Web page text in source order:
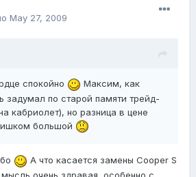
May 27, 2009
спокойно
Максим, как
задумал по старой памяти трейд-
кабриолет), но разница в цене
большой
А что касается замены Cooper S
очень здравая, особенно с